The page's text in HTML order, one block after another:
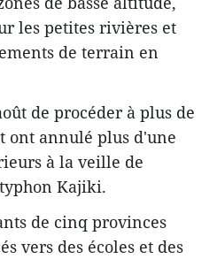
les petites rivières et
de terrain en
de procéder à plus de
ont annulé plus d'une
à la veille de
Kajiki.
de cinq provinces
vers des écoles et des